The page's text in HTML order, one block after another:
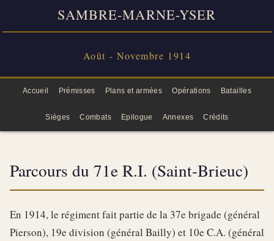
SAMBRE-MARNE-YSER
Août - Novembre 1914
Accueil Prémisses Plans et armées Opérations Batailles
Sièges Combats Epilogue Annexes Crédits
Parcours du 71e R.I. (Saint-Brieuc)
En 1914, le régiment fait partie de la 37e brigade (général
Pierson), 19e division (général Bailly) et 10e C.A. (général